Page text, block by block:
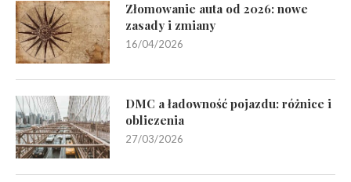
Złomowanie auta od 2026: nowe
zasady i zmiany
16/04/2026
DMC a ładowność pojazdu: różnice i
obliczenia
27/03/2026